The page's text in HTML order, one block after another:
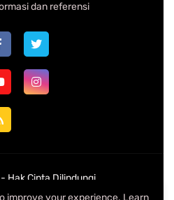
dan referensi
Hak Cipta Dilindungi
improve your experience. Learn